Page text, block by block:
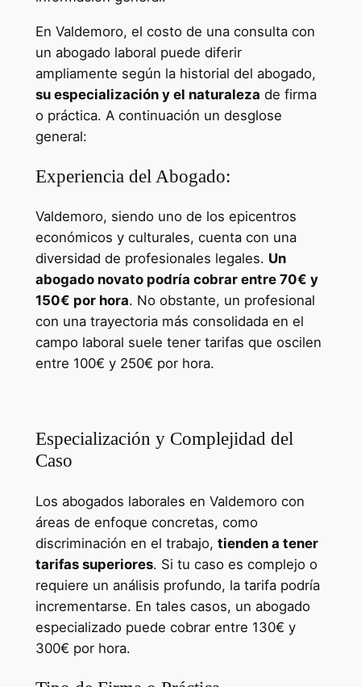
En Valdemoro, el costo de una consulta con
un abogado laboral puede diferir
ampliamente según la historial del abogado,
su especialización y el naturaleza de firma
o práctica. A continuación un desglose
general:
Experiencia del Abogado:
Valdemoro, siendo uno de los epicentros
económicos y culturales, cuenta con una
diversidad de profesionales legales. Un
abogado novato podría cobrar entre 70€ y
150€ por hora. No obstante, un profesional
con una trayectoria más consolidada en el
campo laboral suele tener tarifas que oscilen
entre 100€ y 250€ por hora.
Especialización y Complejidad del
Caso
Los abogados laborales en Valdemoro con
áreas de enfoque concretas, como
discriminación en el trabajo, tienden a tener
tarifas superiores. Si tu caso es complejo o
requiere un análisis profundo, la tarifa podría
incrementarse. En tales casos, un abogado
especializado puede cobrar entre 130€ y
300€ por hora.